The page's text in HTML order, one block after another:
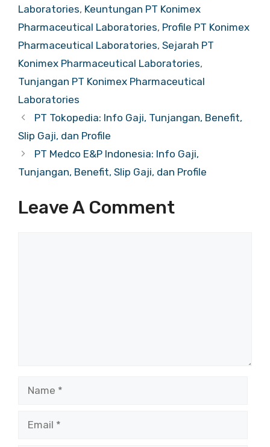
Laboratories, Keuntungan PT Konimex
Pharmaceutical Laboratories, Profile PT Konimex
Pharmaceutical Laboratories, Sejarah PT
Konimex Pharmaceutical Laboratories,
Tunjangan PT Konimex Pharmaceutical
Laboratories
PT Tokopedia: Info Gaji, Tunjangan, Benefit,
Slip Gaji, dan Profile
PT Medco E&P Indonesia: Info Gaji,
Tunjangan, Benefit, Slip Gaji, dan Profile
Leave A Comment